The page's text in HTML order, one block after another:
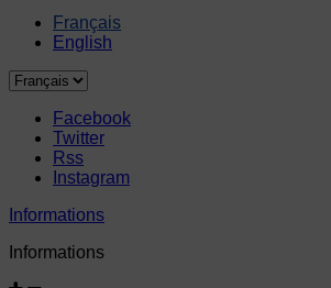
Français
English
Facebook
Twitter
Rss
Instagram
Informations
Informations